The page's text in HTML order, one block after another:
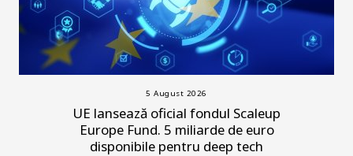
5 August 2026
UE lansează oficial fondul Scaleup
Europe Fund. 5 miliarde de euro
disponibile pentru deep tech